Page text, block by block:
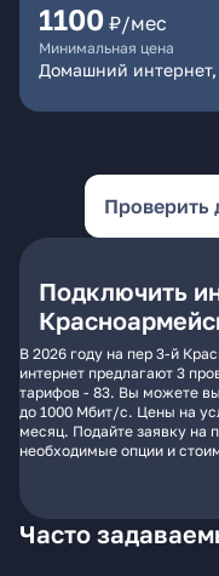
1100 ₽/мес
Минимальная цена
Домашний
Проверить
Подключить
В 2026 году на пер 3-й
интернет предлагают 3
тарифов - 83. Вы можете
до 1000 Мбит/с. Цены на
месяц. Подайте заявку на
необходимые опции и
Часто